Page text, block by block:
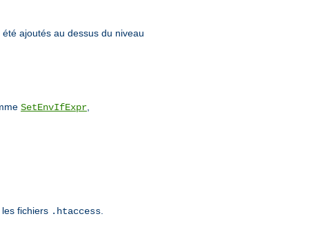
ajoutés au dessus du niveau
SetEnvIfExpr
fichiers .htaccess